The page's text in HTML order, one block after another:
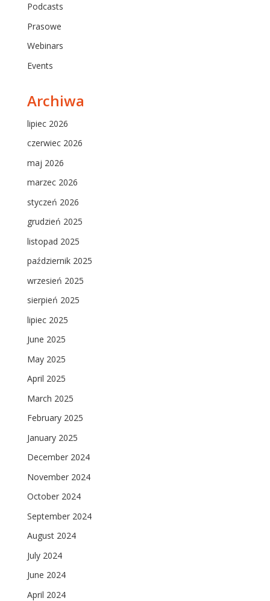
Podcasts
Prasowe
Webinars
Events
Archiwa
lipiec 2026
czerwiec 2026
maj 2026
marzec 2026
styczeń 2026
grudzień 2025
listopad 2025
październik 2025
wrzesień 2025
sierpień 2025
lipiec 2025
June 2025
May 2025
April 2025
March 2025
February 2025
January 2025
December 2024
November 2024
October 2024
September 2024
August 2024
July 2024
June 2024
April 2024